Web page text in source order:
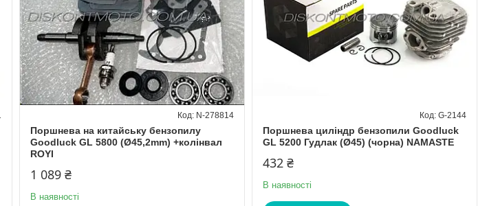
Поршнева на китайську бензопилу
Goodluck GL 5800 (Ø45,2mm) +колінвал
ROYI
N-278814
1 089 ₴
В наявності
Поршнева циліндр бензопили Goodluck
GL 5200 Гудлак (Ø45) (чорна) NAMASTE
G-2144
432 ₴
В наявності